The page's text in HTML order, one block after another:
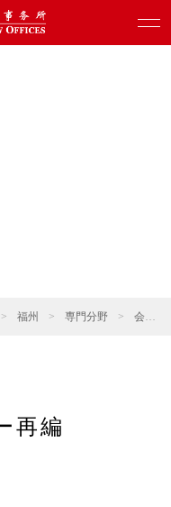
> 福州 > 専門分野 > 会社更生と清算
再編